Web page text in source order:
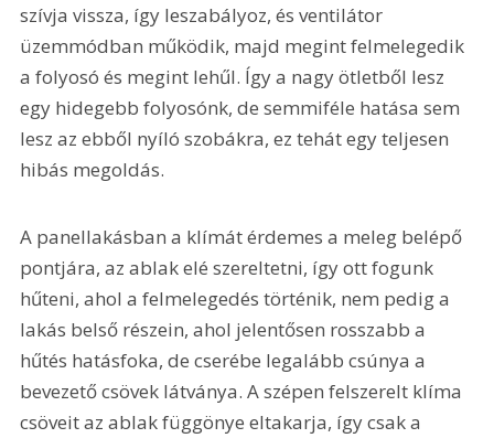
szívja vissza, így leszabályoz, és ventilátor
üzemmódban működik, majd megint felmelegedik
a folyosó és megint lehűl. Így a nagy ötletből lesz
egy hidegebb folyosónk, de semmiféle hatása sem
lesz az ebből nyíló szobákra, ez tehát egy teljesen
hibás megoldás.
A panellakásban a klímát érdemes a meleg belépő
pontjára, az ablak elé szereltetni, így ott fogunk
hűteni, ahol a felmelegedés történik, nem pedig a
lakás belső részein, ahol jelentősen rosszabb a
hűtés hatásfoka, de cserébe legalább csúnya a
bevezető csövek látványa. A szépen felszerelt klíma
csöveit az ablak függönye eltakarja, így csak a